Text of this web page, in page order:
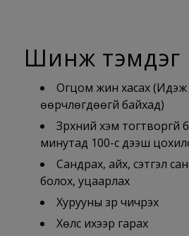
Шинж тэмдэг
Огцом жин хасах (Идэж
өөрчлөгдөөгүй байхад)
Зүрхний хэм тогтворгүй
минутад 100-с дээш
Сандрах, айх, сэтгэл
болох, уцаарлах
Хурууны үзүүр чичрэх
Хөлс ихээр гарах